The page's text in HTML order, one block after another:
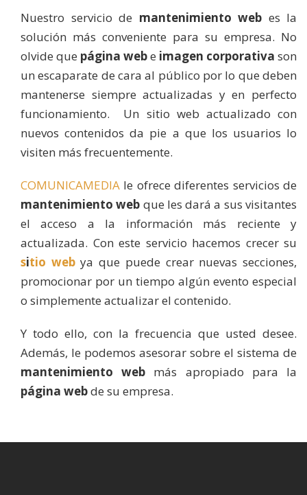
Nuestro servicio de mantenimiento web es la
solución más conveniente para su empresa. No
olvide que página webe imagen corporativa son
un escaparate de cara al público por lo que deben
mantenerse siempre actualizadas y en perfecto
funcionamiento. Un sitio web actualizado con
nuevos contenidos da pie a que los usuarios lo
visiten más frecuentemente.
COMUNICAMEDIA le ofrece diferentes servicios de
mantenimiento web que les dará a sus visitantes
el acceso a la información más reciente y
actualizada. Con este servicio hacemos crecer su
sitio webya que puede crear nuevas secciones,
promocionar por un tiempo algún evento especial
o simplemente actualizar el contenido.
Y todo ello, con la frecuencia que usted desee.
Además, le podemos asesorar sobre el sistema de
mantenimiento web más apropiado para la
página webde su empresa.